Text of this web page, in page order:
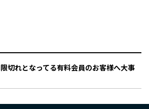
切れとなってる有料会員のお客様へ大事